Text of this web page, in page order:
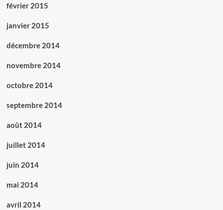
février 2015
janvier 2015
décembre 2014
novembre 2014
octobre 2014
septembre 2014
août 2014
juillet 2014
juin 2014
mai 2014
avril 2014